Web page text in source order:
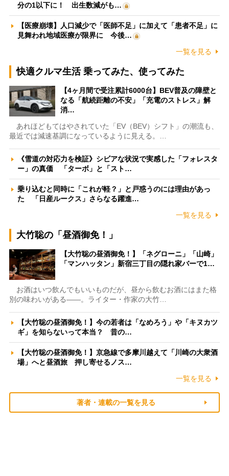
分の1以下に！ 出生数減がも…
【医療崩壊】人口減少で「医師不足」に加えて「患者不足」に
見舞われ地域医療が限界に 今後…
一覧を見る
快適クルマ生活 乗ってみた、使ってみた
【4ヶ月間で受注累計6000台】BEV普及の障壁と
なる「航続距離の不安」「充電のストレス」解
消…
あれほどもてはやされていた「EV（BEV）シフト」の潮流も、
最近では減速基調になっているように見える。…
《雪道の対応力を検証》シビアな状況で実感した「フォレスタ
ー」の真価 「ターボ」と「スト…
乗り込むと同時に「これが軽？」と戸惑うのには理由があっ
た 「日産ルークス」さらなる躍進…
一覧を見る
大竹聡の「昼酒御免！」
【大竹聡の昼酒御免！】「ネグローニ」「山崎」
「マンハッタン」新宿三丁目の隠れ家バーで1…
お酒はいつ飲んでもいいものだが、昼から飲むお酒にはまた格
別の味わいがある――。ライター・作家の大竹…
【大竹聡の昼酒御免！】今の若者は「なめろう」や「キヌカツ
ギ」を知らないって本当？ 昔の…
【大竹聡の昼酒御免！】京急線で多摩川越えて「川崎の大衆酒
場」へと昼酒旅 押し寄せるノス…
一覧を見る
著者・連載の一覧を見る